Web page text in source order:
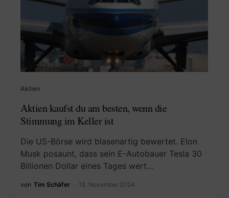
Aktien
Aktien kaufst du am besten, wenn die
Stimmung im Keller ist
Die US-Börse wird blasenartig bewertet. Elon
Musk posaunt, dass sein E-Autobauer Tesla 30
Billionen Dollar eines Tages wert…
von Tim Schäfer 18. November 2024